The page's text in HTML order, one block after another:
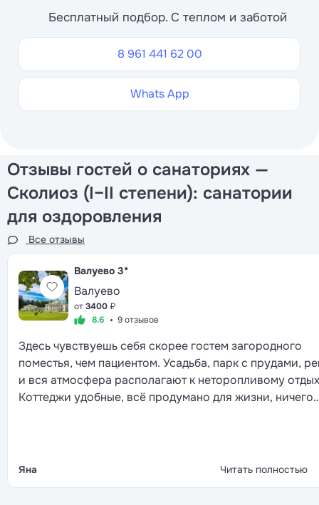
Бесплатный подбор. С теплом и заботой
8 961 441 62 00
Whats App
Отзывы гостей о санаториях —
Сколиоз (I–II степени): санатории
для оздоровления
Все отзывы
Валуево 3*
Валуево
от3400₽
8.6
9 отзывов
Здесь чувствуешь себя скорее гостем загородного
поместья, чем пациентом. Усадьба, парк с прудами,
и вся атмосфера располагают к неторопливому
Коттеджи удобные, всё продумано для жизни, ничего
лечебных процедур до мягких восстановительных
Яна Читать полностью